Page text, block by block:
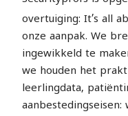
overtuiging: It’s all
onze aanpak. We
ingewikkeld te
we houden het
leerlingdata,